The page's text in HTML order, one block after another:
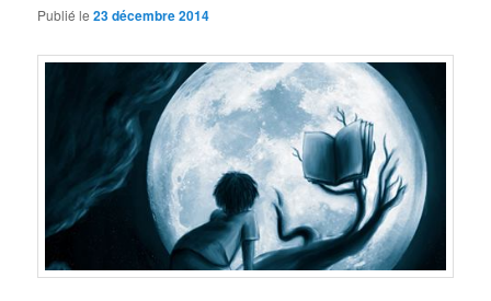
Publié le23 décembre 2014